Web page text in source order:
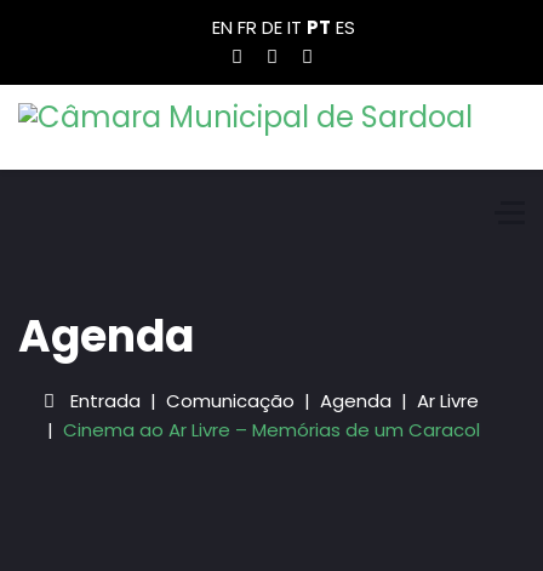
ENFR DEIT PT ES
Agenda
Entrada Comunicação Agenda
Ar Livre
Cinema ao Ar Livre – Memórias de um Caracol